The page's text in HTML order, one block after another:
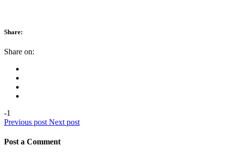
Share:
Share on:
-1
Previous post Next post
Post a Comment